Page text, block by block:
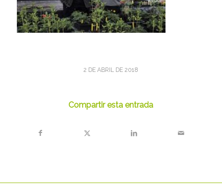
2 DE ABRIL DE 2018
Compartir esta entrada